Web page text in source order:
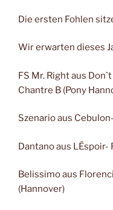
Die ersten Fohlen
Wir erwarten dieses
FS Mr. Right aus
Chantre B (Pony
Szenario aus
Dantano aus LÉspoir-
Belissimo aus
(Hannover)